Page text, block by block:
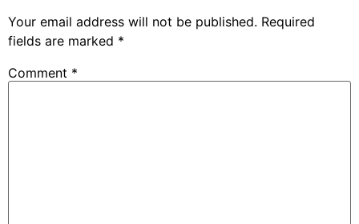
Your email address will not be published. Required
fields are marked *
Comment *